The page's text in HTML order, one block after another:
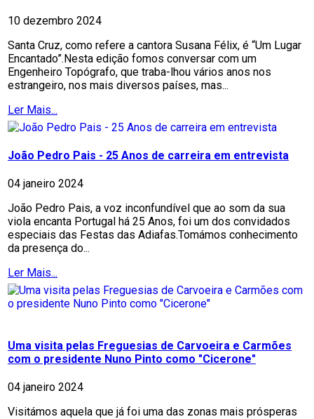
10 dezembro 2024
Santa Cruz, como refere a cantora Susana Félix, é “Um Lugar
Encantado”.Nesta edição fomos conversar com um
Engenheiro Topógrafo, que traba-lhou vários anos nos
estrangeiro, nos mais diversos países, mas...
Ler Mais...
João Pedro Pais - 25 Anos de carreira em entrevista
04 janeiro 2024
João Pedro Pais, a voz inconfundível que ao som da sua
viola encanta Portugal há 25 Anos, foi um dos convidados
especiais das Festas das Adiafas.Tomámos conhecimento
da presença do...
Ler Mais...
Uma visita pelas Freguesias de Carvoeira e Carmões
com o presidente Nuno Pinto como "Cicerone"
04 janeiro 2024
Visitámos aquela que já foi uma das zonas mais prósperas